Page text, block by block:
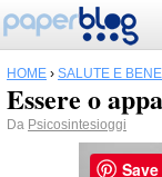
HOME › SALUTE E
Essere o
Da Psicosintesioggi
Save